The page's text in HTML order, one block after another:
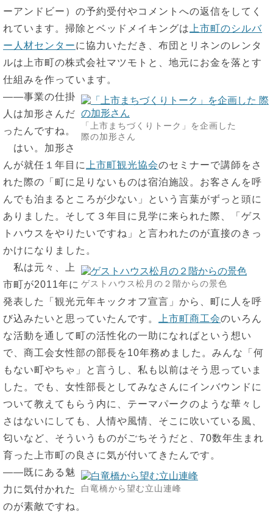
ーアンドビー）の予約受付やコメントへの返信をしてく
れています。掃除とベッドメイキングは 上市町のシルバ
ー人材センターに協力いただき、布団とリネンのレンタ
ルは上市町の株式会社マツモトと、地元にお金を落とす
仕組みを作っています。
「上市まちづくりトーク」を企画した
際の加形さん
――事業の仕掛
人は加形さんだ
ったんですね。
はい。加形さ
んが就任１年目に
上市町観光協会のセミナーで講師をさ
れた際の「町に足りないものは宿泊施設。お客さんを呼
んでも泊まるところが少ない」という言葉がずっと頭に
ありました。そして３年目に見学に来られた際、「ゲス
トハウスをやりたいですね」と言われたのが直接のきっ
かけになりました。
ゲストハウス松月の２階からの景色
私は元々、上
市町が2011年に
発表した「観光元年キックオフ宣言」から、町に人を呼
び込みたいと思っていたんです。
上市町商工会のいろん
な活動を通して町の活性化の一助になればという想い
で、商工会女性部の部長を10年務めました。みんな「何
もない町やちゃ」と言うし、私も以前はそう思っていま
した。でも、女性部長としてみなさんにインバウンドに
ついて教えてもらう内に、テーマパークのような華々し
さはないにしても、人情や風情、そこに吹いている風、
匂いなど、そういうものがごちそうだと、70数年生まれ
育った上市町の良さに気が付いてきたんです。
白竜橋から望む立山連峰
――既にある魅
力に気付かれた
のが素敵ですね。